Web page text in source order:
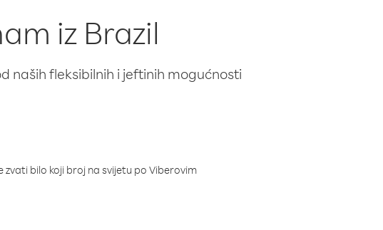
iz Brazil
naših fleksibilnih i jeftinih mogućnosti
bilo koji broj na svijetu po Viberovim